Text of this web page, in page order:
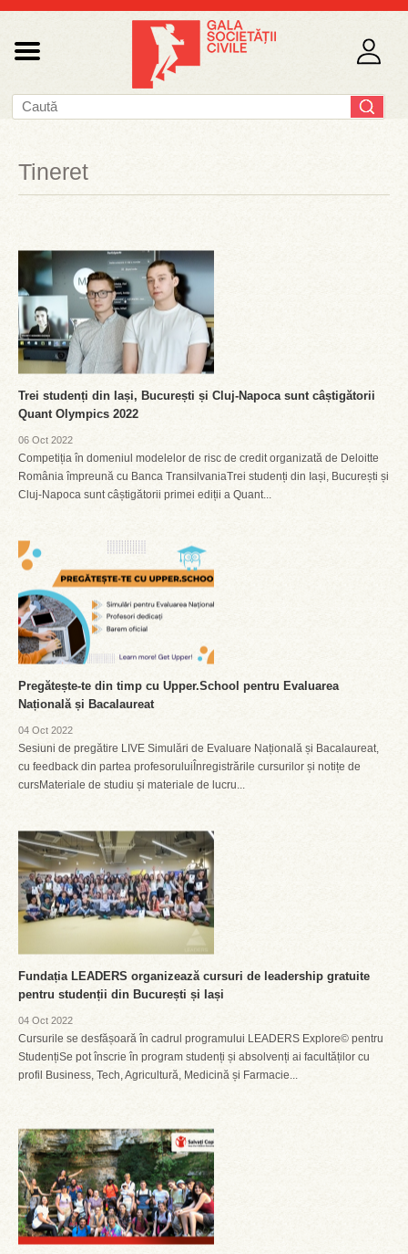
Tineret
Trei studenți din Iași, București și Cluj-Napoca sunt câștigătorii
Quant Olympics 2022
06 Oct 2022
Competiția în domeniul modelelor de risc de credit organizată de Deloitte
România împreună cu Banca TransilvaniaTrei studenți din Iași, București și
Cluj-Napoca sunt câștigătorii primei ediții a Quant...
Pregătește-te din timp cu Upper.School pentru Evaluarea
Națională și Bacalaureat
04 Oct 2022
Sesiuni de pregătire LIVE Simulări de Evaluare Națională și Bacalaureat,
cu feedback din partea profesoruluiÎnregistrările cursurilor și notițe de
cursMateriale de studiu și materiale de lucru...
Fundația LEADERS organizează cursuri de leadership gratuite
pentru studenții din București și Iași
04 Oct 2022
Cursurile se desfășoară în cadrul programului LEADERS Explore© pentru
StudențiSe pot înscrie în program studenți și absolvenți ai facultăților cu
profil Business, Tech, Agricultură, Medicină și Farmacie...